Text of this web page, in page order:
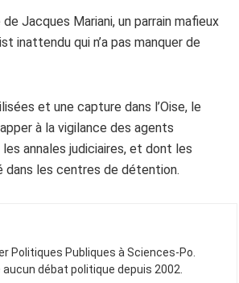
Jacques Mariani, un parrain mafieux
inattendu qui n’a pas manquer de
et une capture dans l’Oise, le
à la vigilance des agents
annales judiciaires, et dont les
les centres de détention.
Politiques Publiques à Sciences-Po.
débat politique depuis 2002.